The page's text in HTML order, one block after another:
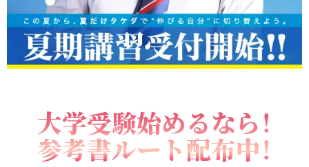
大学受験始めるなら！
参考書ルート配布中！